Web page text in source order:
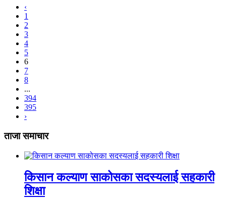
‹
1
2
3
4
5
6
7
8
...
394
395
›
ताजा समाचार
किसान कल्याण साकोसका सदस्यलाई सहकारी
शिक्षा